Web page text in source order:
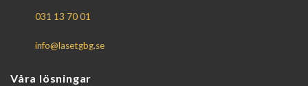
031 13 70 01
info@lasetgbg.se
Våra lösningar